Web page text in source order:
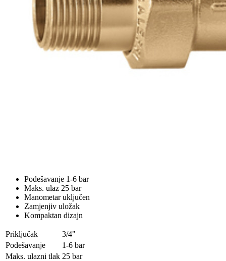
Podešavanje 1-6 bar
Maks. ulaz 25 bar
Manometar uključen
Zamjenjiv uložak
Kompaktan dizajn
Priključak
3/4"
Podešavanje
1-6 bar
Maks. ulazni tlak 25 bar